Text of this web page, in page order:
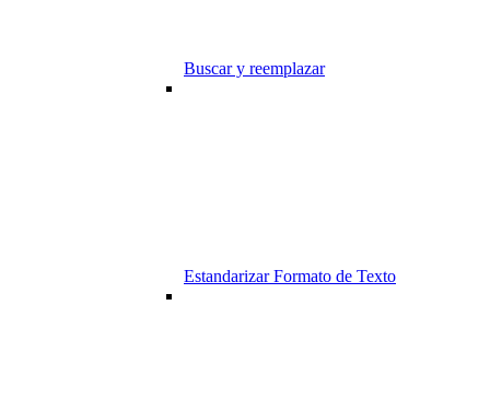
Buscar y reemplazar
Estandarizar Formato de Texto